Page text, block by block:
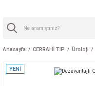
Anasayfa CERRAHİ TIP Üroloji
YENİ